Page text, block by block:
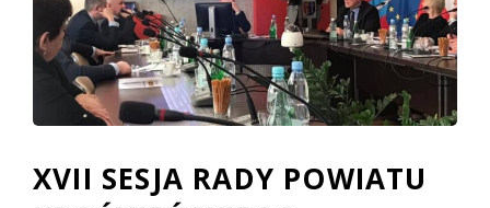
XVII SESJA RADY POWIATU